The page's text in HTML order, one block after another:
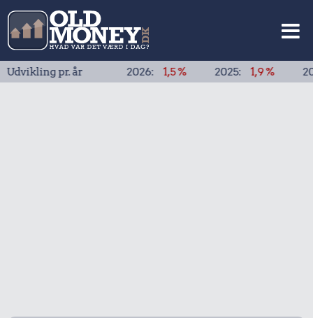
pr. år2026: 2025: 2024: